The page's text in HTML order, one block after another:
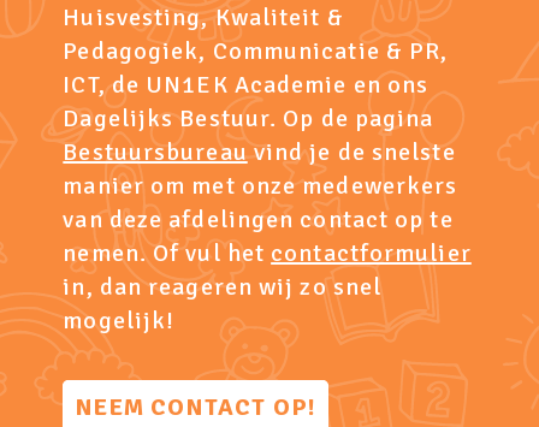
Huisvesting, Kwaliteit &
Pedagogiek, Communicatie & PR,
ICT, de UN1EK Academie en ons
Dagelijks Bestuur. Op de pagina
Bestuursbureauvind je de snelste
manier om met onze medewerkers
van deze afdelingen contact op te
nemen. Of vul het contactformulier
in, dan reageren wij zo snel
mogelijk!
NEEM CONTACT OP!